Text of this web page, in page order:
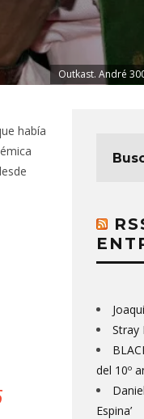
Outkast. André
había
Stray
del 10º
Espina’